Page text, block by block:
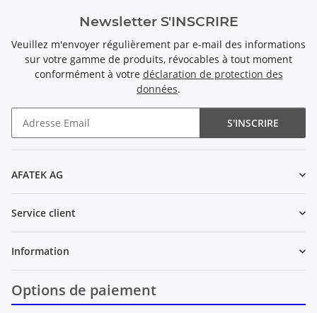
Newsletter S'INSCRIRE
Veuillez m'envoyer régulièrement par e-mail des informations
sur votre gamme de produits, révocables à tout moment
conformément à votre déclaration de protection des
données.
S'INSCRIRE
AFATEK AG
Service client
Information
Options de paiement